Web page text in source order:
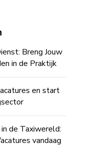
Breng Jouw
in de Praktijk
en start
de Taxiwereld:
vandaag